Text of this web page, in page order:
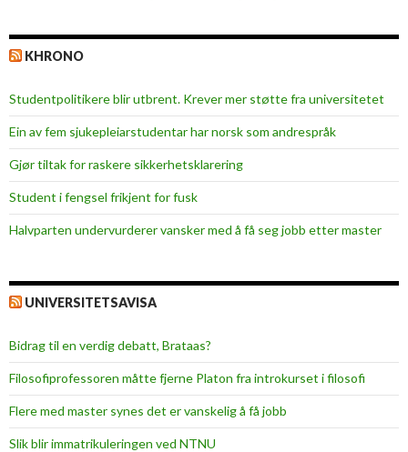
KHRONO
Studentpolitikere blir utbrent. Krever mer støtte fra universitetet
Ein av fem sjukepleiar­studentar har norsk som andrespråk
Gjør tiltak for raskere sikkerhets­klarering
Student i fengsel frikjent for fusk
Halvparten undervurderer vansker med å få seg jobb etter master
UNIVERSITETSAVISA
Bidrag til en verdig debatt, Brataas?
Filosofiprofessoren måtte fjerne Platon fra introkurset i filosofi
Flere med master synes det er vanskelig å få jobb
Slik blir immatrikuleringen ved NTNU